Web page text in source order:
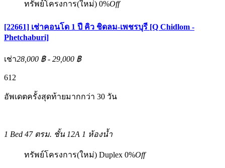
ทรัพย์โครงการ(ใหม่) 0%Off
[22661] เช่าคอนโด 1 ปี คิว ชิดลม-เพชรบุรี [Q Chidlom -
Phetchaburi]
เช่า28,000 ฿ - 29,000 ฿
612
อัพเดตครั้งสุดท้ายมากกว่า 30 วัน
1 Bed 47 ตรม. ชั้น 12A 1 ห้องน้ำ
ทรัพย์โครงการ(ใหม่) Duplex 0%Off